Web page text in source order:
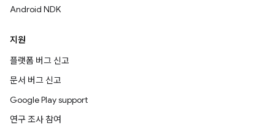
Android NDK
지원
플랫폼 버그 신고
문서 버그 신고
Google Play support
연구 조사 참여